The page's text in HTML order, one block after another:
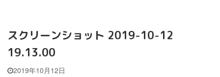
スクリーンショット 2019-10-12
19.13.00
2019年10月12日